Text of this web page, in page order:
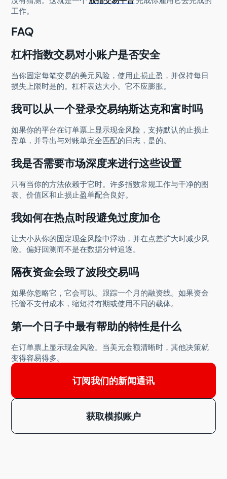
工作。
FAQ
杠杆指数交易对小账户是否安全
当你固定每笔交易的美元风险，使用止损止盈，并保持每日
损失上限时是的。杠杆表达大小。它不应膨胀。
我可以从一个登录交易纳斯达克和富时吗
如果你的平台在订单票上显示现金风险，支持默认的止损止
盈单，并导出与对账单完全匹配的日志，是的。
我是否需要市场深度来进行这些设置
只有当你的方法依赖于它时。许多指数常规工作与干净的图
表、价值区和止损止盈单配合良好。
我如何在热点时段避免过度加仓
让大小从你的固定现金风险中浮动，并在点差扩大时减少风
险。偏好回测而不是在数据分钟追逐。
隔夜资金会毁了波段交易吗
如果你忽略它，它会可以。跟踪一个月的融资线。如果资金
托管不支付成本，缩短持有期或使用不同的载体。
第一个日子中最有帮助的特性是什么
在订单票上显示现金风险。当美元金额清晰时，其他决策就
变得容易得多。
订阅我们的新闻通讯
获取模拟账户